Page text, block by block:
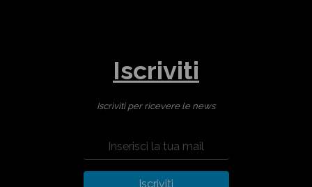
Iscriviti
Iscriviti per ricevere le news
Iscriviti